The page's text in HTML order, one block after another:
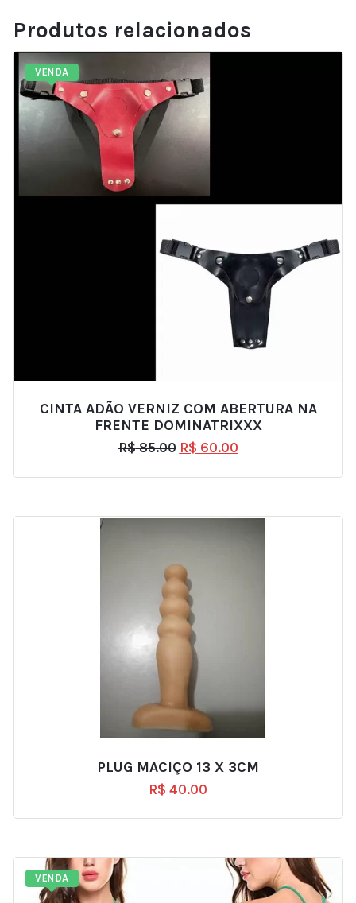
Produtos relacionados
VENDA
CINTA ADÃO VERNIZ COM ABERTURA NA
FRENTE DOMINATRIXXX
R$85.00 R$ 60.00
PLUG MACIÇO 13 X 3CM
R$ 40.00
VENDA